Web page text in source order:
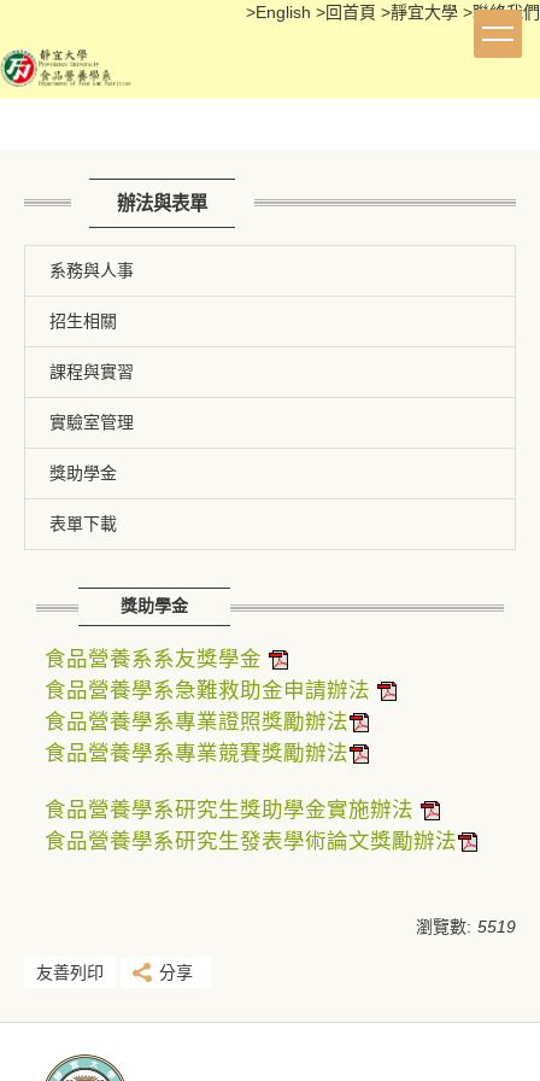
主
要
>English >回首頁 >靜宜大學 >聯絡我們
辦法與表單
系務與人事
招生相關
課程與實習
實驗室管理
獎助學金
表單下載
獎助學金
食品營養系系友獎學金
食品營養學系急難救助金申請辦法
食品營養學系專業證照獎勵辦法
食品營養學系專業競賽獎勵辦法
食品營養學系研究生獎助學金實施辦法
食品營養學系研究生發表學術論文獎勵辦法
瀏覽數: 5519
友善列印 分享